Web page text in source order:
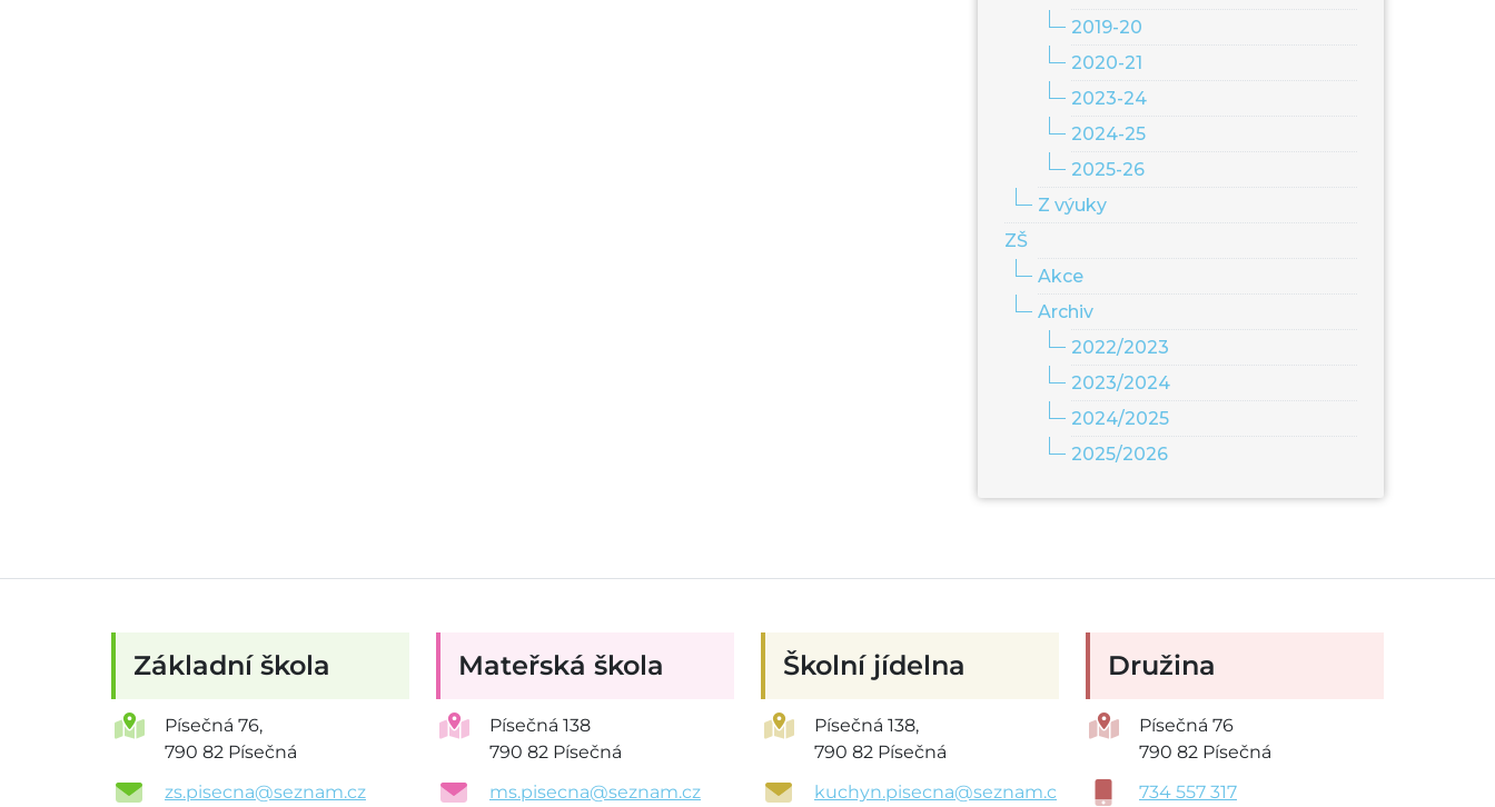
2019-20
2020-21
2023-24
2024-25
2025-26
Z výuky
ZŠ
Akce
Archiv
2022/2023
2023/2024
2024/2025
2025/2026
Základní škola
Písečná 76,
790 82 Písečná
zs.pisecna@seznam.cz
Mateřská škola
Písečná 138
790 82 Písečná
ms.pisecna@seznam.cz
Školní jídelna
Písečná 138,
790 82 Písečná
kuchyn.pisecna@seznam.c
Družina
Písečná 76
790 82 Písečná
734 557 317